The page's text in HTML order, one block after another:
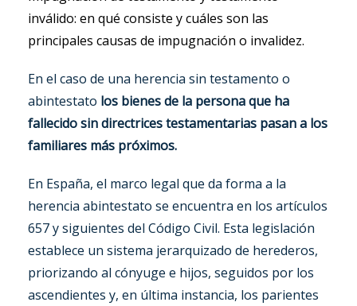
inválido: en qué consiste y cuáles son las
principales causas de impugnación o invalidez.
En el caso de una herencia sin testamento o
abintestato los bienes de la persona que ha
fallecido sin directrices testamentarias pasan a los
familiares más próximos.
En España, el marco legal que da forma a la
herencia abintestato se encuentra en los artículos
657 y siguientes del Código Civil. Esta legislación
establece un sistema jerarquizado de herederos,
priorizando al cónyuge e hijos, seguidos por los
ascendientes y, en última instancia, los parientes